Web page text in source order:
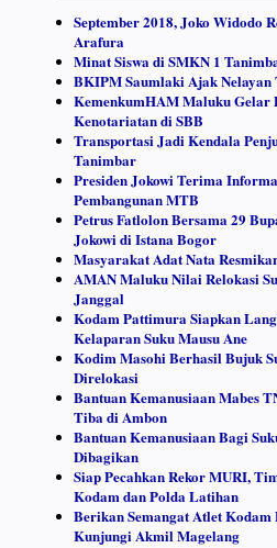
September 2018, Joko Widodo
Arafura
Minat Siswa di SMKN 1
BKIPM Saumlaki Ajak
KemenkumHAM Maluku Gelar
Kenotariatan di SBB
Transportasi Jadi Kendala
Tanimbar
Presiden Jokowi Terima
Pembangunan MTB
Petrus Fatlolon Bersama 29
Jokowi di Istana Bogor
Masyarakat Adat Nata
AMAN Maluku Nilai Relokasi
Janggal
Kodam Pattimura Siapkan
Kelaparan Suku Mausu Ane
Kodim Masohi Berhasil Bujuk
Direlokasi
Bantuan Kemanusiaan Mabes
Tiba di Ambon
Bantuan Kemanusiaan Bagi
Dibagikan
Siap Pecahkan Rekor MURI,
Kodam dan Polda Latihan
Berikan Semangat Atlet
Kunjungi Akmil Magelang